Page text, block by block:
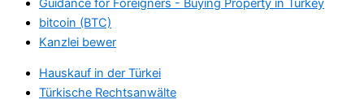
Guidance for Foreigners - Buying Property in Turkey
bitcoin (BTC)
Kanzlei bewer
Hauskauf in der Türkei
Türkische Rechtsanwälte